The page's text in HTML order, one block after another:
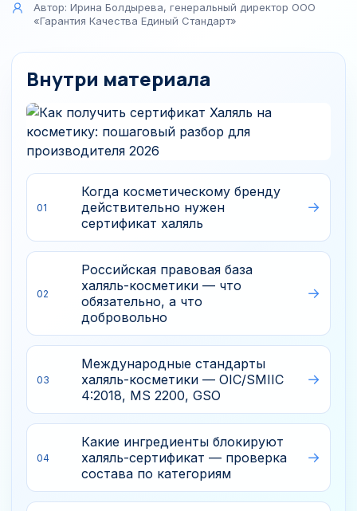
Автор: Ирина Болдырева, генеральный директор ООО
«Гарантия Качества Единый Стандарт»
Внутри материала
01
Когда косметическому бренду
действительно нужен
сертификат халяль
02
Российская правовая база
халяль-косметики — что
обязательно, а что
добровольно
03
Международные стандарты
халяль-косметики — OIC/SMIIC
4:2018, MS 2200, GSO
04
Какие ингредиенты блокируют
халяль-сертификат — проверка
состава по категориям